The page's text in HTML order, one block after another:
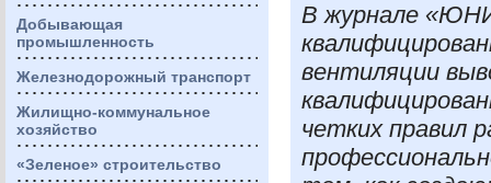
Добывающая
промышленность
Железнодорожный транспорт
Жилищно-коммунальное
хозяйство
«Зеленое» строительство
В журнале
вентиляции
четких правил